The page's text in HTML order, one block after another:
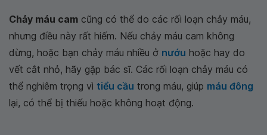
Chảy máu cam cũng có thể do các rối loạn chảy máu,
nhưng điều này rất hiếm. Nếu chảy máu cam không
dừng, hoặc bạn chảy máu nhiều ở nướu hoặc hay do
vết cắt nhỏ, hãy gặp bác sĩ. Các rối loạn chảy máu có
thể nghiêm trọng vì tiểu cầu trong máu, giúp máu đông
lại, có thể bị thiếu hoặc không hoạt động.